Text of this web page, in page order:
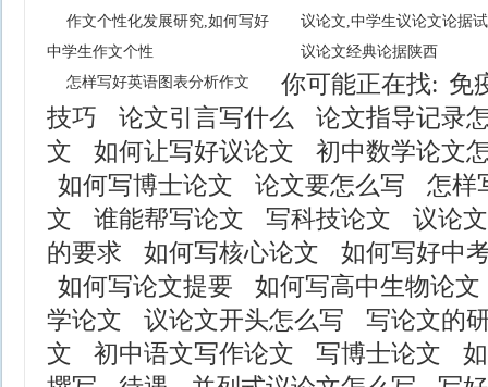
作文个性化发展研究,如何写好
中学生作文个性
怎样写好英语图表分析作文
议论文,中学生议论文论据
议论文经典论据陕西
你可能正在找: 免
技巧
论文引言写什么
论文指导记录
文
如何让写好议论文
初中数学论文
如何写博士论文
论文要怎么写
怎样
文
谁能帮写论文 写科技论文
议论
的要求
如何写核心论文
如何写好中
如何写论文提要
如何写高中生物论文
学论文
议论文开头怎么写
写论文的
文
初中语文写作论文 写博士论文